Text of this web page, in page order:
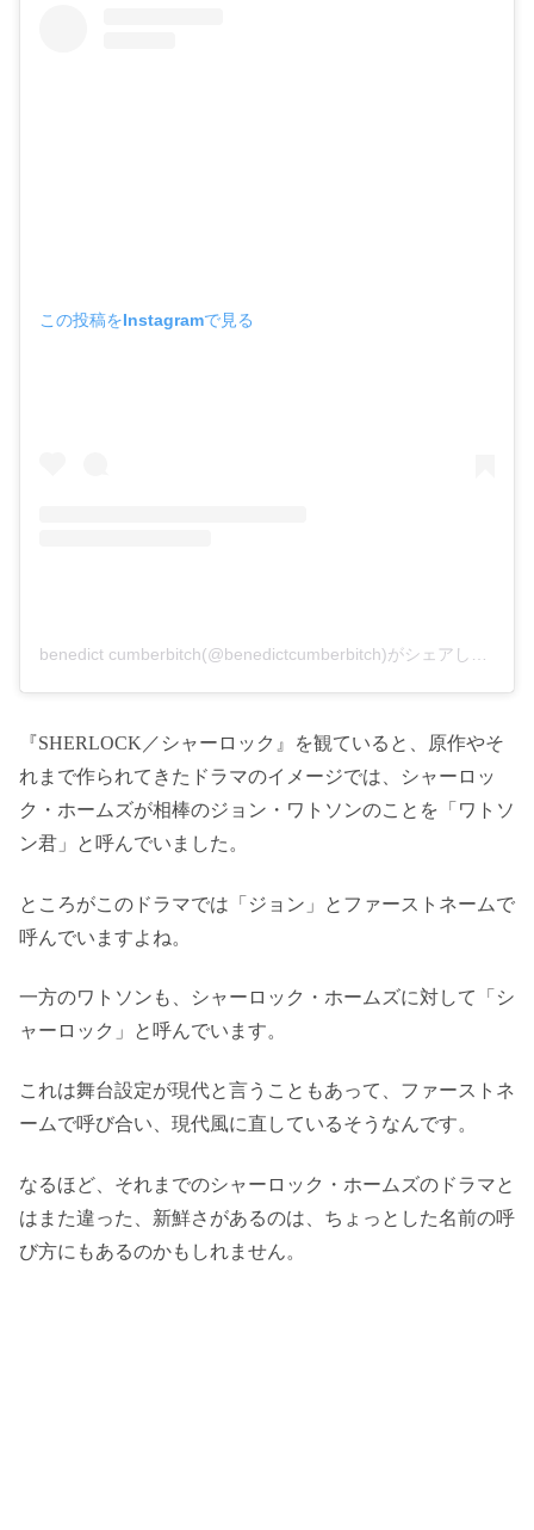
この投稿をInstagramで見る
benedict cumberbitch(@benedictcumberbitch)がシェアした投稿
『SHERLOCK／シャーロック』を観ていると、原作やそ
れまで作られてきたドラマのイメージでは、シャーロッ
ク・ホームズが相棒のジョン・ワトソンのことを「ワトソ
ン君」と呼んでいました。
ところがこのドラマでは「ジョン」とファーストネームで
呼んでいますよね。
一方のワトソンも、シャーロック・ホームズに対して「シ
ャーロック」と呼んでいます。
これは舞台設定が現代と言うこともあって、ファーストネ
ームで呼び合い、現代風に直しているそうなんです。
なるほど、それまでのシャーロック・ホームズのドラマと
はまた違った、新鮮さがあるのは、ちょっとした名前の呼
び方にもあるのかもしれません。